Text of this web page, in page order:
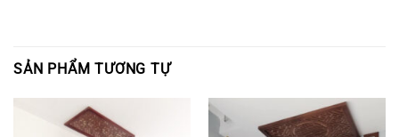
SẢN PHẨM TƯƠNG TỰ